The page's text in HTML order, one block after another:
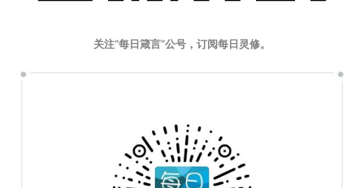
关注“每日箴言”公号，订阅每日灵修。